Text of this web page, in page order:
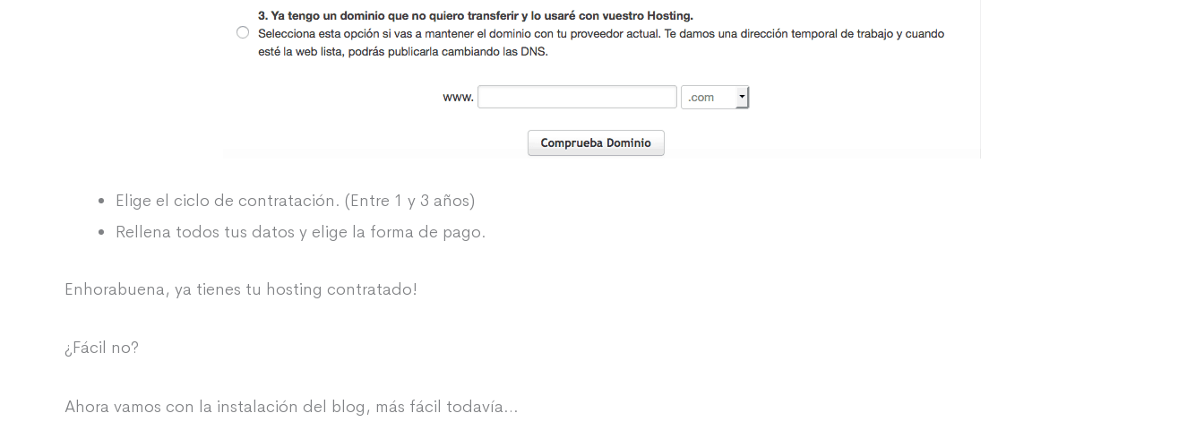
Elige el ciclo de contratación. (Entre 1 y 3 años)
Rellena todos tus datos y elige la forma de pago.
Enhorabuena, ya tienes tu hosting contratado!
¿Fácil no?
Ahora vamos con la instalación del blog, más fácil todavía…